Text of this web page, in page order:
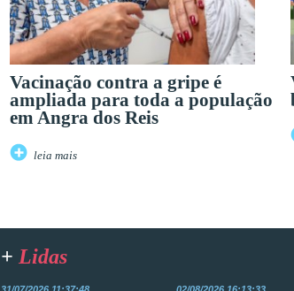
Vacinação contra a gripe é
ampliada para toda a população
em Angra dos Reis
leia mais
+ Lidas